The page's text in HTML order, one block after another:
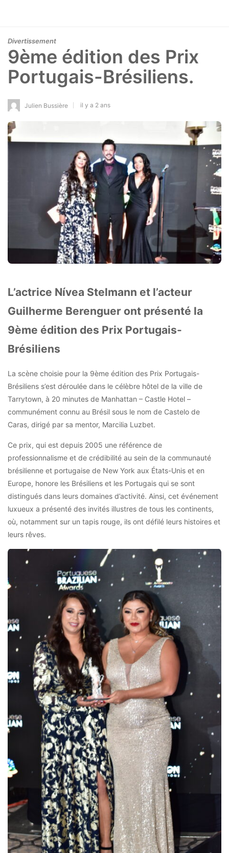
Divertissement
9ème édition des Prix
Portugais-Brésiliens.
Julien Bussière il y a 2 ans
L’actrice Nívea Stelmann et l’acteur
Guilherme Berenguer ont présenté la
9ème édition des Prix Portugais-
Brésiliens
La scène choisie pour la 9ème édition des Prix Portugais-
Brésiliens s’est déroulée dans le célèbre hôtel de la ville de
Tarrytown, à 20 minutes de Manhattan – Castle Hotel –
communément connu au Brésil sous le nom de Castelo de
Caras, dirigé par sa mentor, Marcilia Luzbet.
Ce prix, qui est depuis 2005 une référence de
professionnalisme et de crédibilité au sein de la communauté
brésilienne et portugaise de New York aux États-Unis et en
Europe, honore les Brésiliens et les Portugais qui se sont
distingués dans leurs domaines d’activité. Ainsi, cet événement
luxueux a présenté des invités illustres de tous les continents,
où, notamment sur un tapis rouge, ils ont défilé leurs histoires et
leurs rêves.